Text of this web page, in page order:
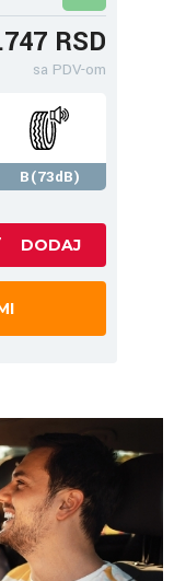
RSD
sa PDV-om
B(73dB)